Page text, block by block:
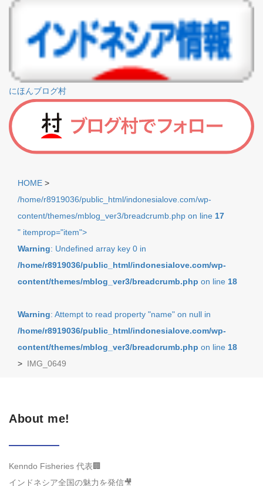
にほんブログ村
HOME >
/home/r8919036/public_html/indonesialove.com/wp-
content/themes/mblog_ver3/breadcrumb.php on line 17
" itemprop="item">
Warning: Undefined array key 0 in
/home/r8919036/public_html/indonesialove.com/wp-
content/themes/mblog_ver3/breadcrumb.php on line 18
Warning: Attempt to read property "name" on null in
/home/r8919036/public_html/indonesialove.com/wp-
content/themes/mblog_ver3/breadcrumb.php on line 18
> IMG_0649
About me!
Kenndo Fisheries 代表🏢
インドネシア全国の魅力を発信🎥